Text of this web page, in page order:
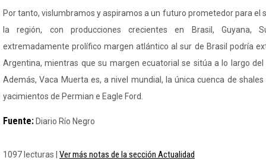
Por tanto, vislumbramos y aspiramos a un futuro prometedor para el
la región, con producciones crecientes en Brasil, Guyana,
extremadamente prolífico margen atlántico al sur de Brasil podría
Argentina, mientras que su margen ecuatorial se sitúa a lo largo
Además, Vaca Muerta es, a nivel mundial, la única cuenca de
yacimientos de Permian e Eagle Ford.
Fuente: Diario Río Negro
1097 lecturas | Ver más notas de la sección Actualidad